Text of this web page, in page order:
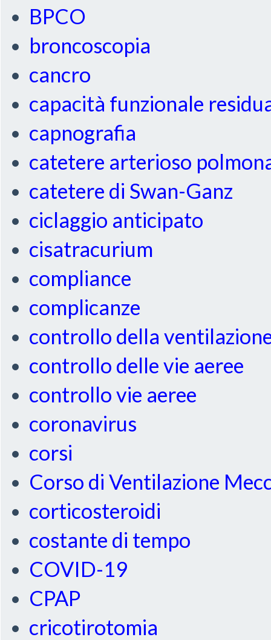
BPCO
broncoscopia
cancro
capacità funzionale
capnografia
catetere arterioso
catetere di Swan-Ganz
ciclaggio anticipato
cisatracurium
compliance
complicanze
controllo della
controllo delle vie aeree
controllo vie aeree
coronavirus
corsi
Corso di Ventilazione
corticosteroidi
costante di tempo
COVID-19
CPAP
cricotirotomia